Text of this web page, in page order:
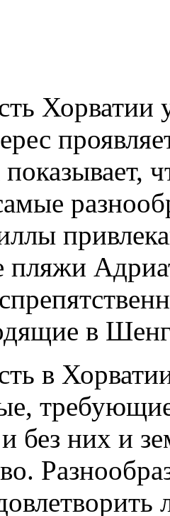
Хорватии
в
в
без них и